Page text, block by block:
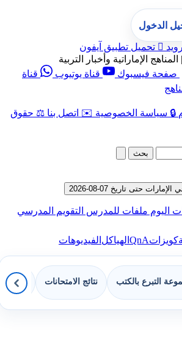
 تحميل تطبيق آيفون
الإماراتية وأخبار التربية
صفحة فيسبوك قناة يوتيوب
قناة
🔒 سياسة الخصوصية ✉️ اتصل بنا ⚖️ حقوق
الدخول
بحث
حتى تاريخ 07-08-2026
اليوم ملفات للمدرس التقويم المدرسي
كويزاتQnAالهياكلالفيديوهات
التبرع بالكتب نتائج الامتحانات